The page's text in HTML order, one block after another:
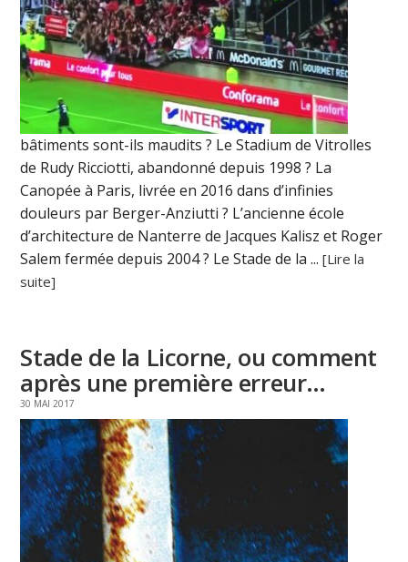
bâtiments sont-ils maudits ? Le Stadium de Vitrolles
de Rudy Ricciotti, abandonné depuis 1998 ? La
Canopée à Paris, livrée en 2016 dans d’infinies
douleurs par Berger-Anziutti ? L’ancienne école
d’architecture de Nanterre de Jacques Kalisz et Roger
Salem fermée depuis 2004 ? Le Stade de la ...[Lire la
suite]
Stade de la Licorne, ou comment
après une première erreur…
30 MAI 2017